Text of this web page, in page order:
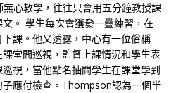
心教學，往往只會用五分鐘教授課
。 學生每次會獲發一疊練習，在
課。他又透露，中心有一位俗稱
課堂間巡視，監督上課情況和學生表
視，當他點名抽問學生在課堂學到
應付檢查。Thompson認為一個半